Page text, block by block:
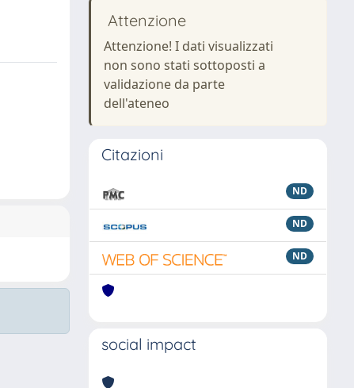
Attenzione
Attenzione! I dati visualizzati
non sono stati sottoposti a
validazione da parte
dell'ateneo
Citazioni
ND
ND
ND
social impact